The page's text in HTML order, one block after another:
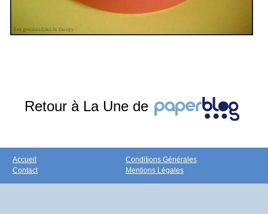
Retour à La Une de
Accueil
Contact
Conditions Générales
Mentions Légales